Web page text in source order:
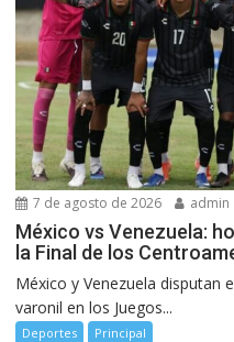
7 de agosto de 2026 admin
México vs Venezuela:
la Final de los
México y Venezuela disputan
varonil en los Juegos...
Deportes Principal